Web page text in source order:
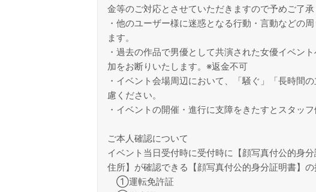
金等のご対応とさせていただきますので予めご了承
・他のユーザー様に迷惑となる行動・言動などの
ます。
・過去の作品で男優として共演された女優イベン
加をお断りいたします。※返金不可
・イベント会場周辺において、「騒ぐ」「長時間
慮ください。
・イベントの開催・進行に支障をきたすとスタッ
ご本人確認について
イベント当日受付時に受付時に【顔写真付公的身
住所】が確認できる【顔写真付公的身分証明書】の
①運転免許証